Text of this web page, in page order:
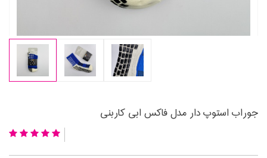
جوراب استوپ دار مدل فاکس ابی کاربنی